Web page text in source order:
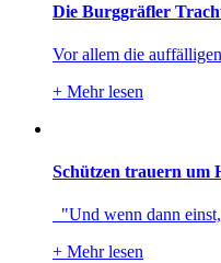
Die Burggräfler
Vor allem die
+ Mehr lesen
Schützen trauern um
"Und wenn dann
+ Mehr lesen